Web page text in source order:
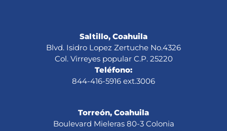
Saltillo, Coahuila
Blvd. Isidro Lopez Zertuche No.4326
Col. Virreyes popular C.P. 25220
Teléfono:
844-416-5916 ext.3006
Torreón, Coahuila
Boulevard Mieleras 80-3 Colonia